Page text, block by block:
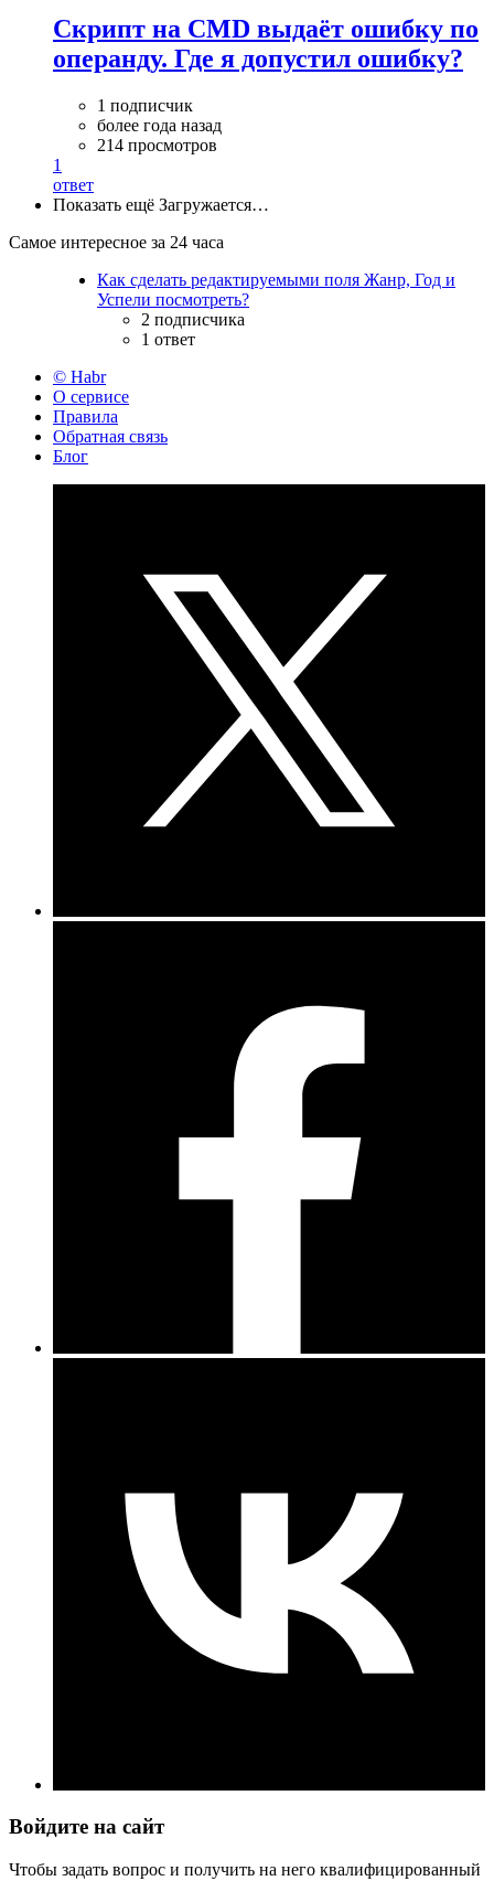
Скрипт на CMD выдаёт ошибку по
операнду. Где я допустил ошибку?
1 подписчик
более года назад
214 просмотров
1
ответ
Показать ещё Загружается…
Самое интересное за 24 часа
Как сделать редактируемыми поля Жанр, Год и
Успели посмотреть?
2 подписчика
1 ответ
© Habr
О сервисе
Правила
Обратная связь
Блог
Войдите на сайт
Чтобы задать вопрос и получить на него квалифицированный